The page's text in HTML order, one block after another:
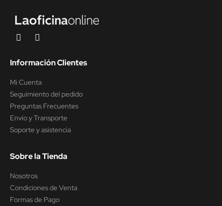
Información Clientes
Mi Cuenta
Seguimiento del pedido
Preguntas Frecuentes
Envío y Transporte
Soporte y asistencia
Sobre la Tienda
Nosotros
Condiciones de Venta
Formas de Pago